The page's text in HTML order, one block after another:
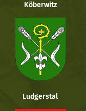
Köberwitz
Ludgerstal